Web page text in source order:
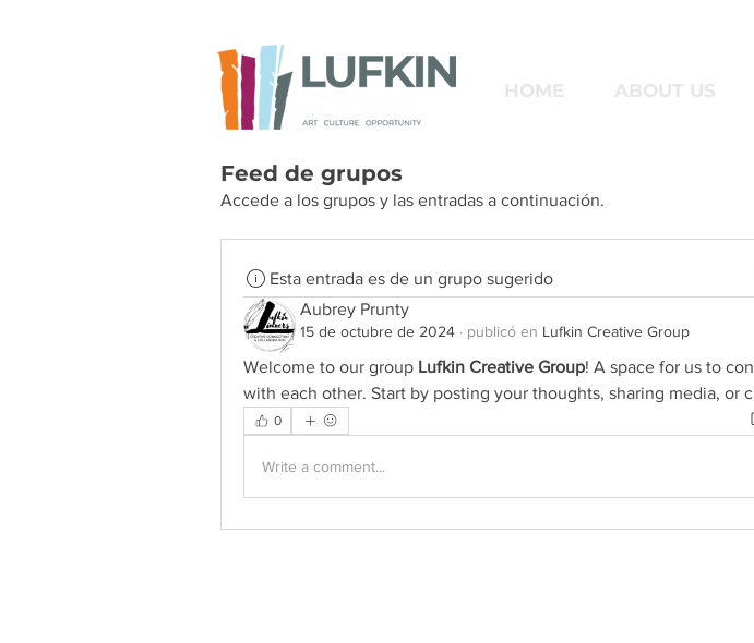
HOME ABOUT US
Feed de grupos
Accede a los grupos y las entradas a continuación.
Esta entrada es de un grupo sugerido
Aubrey Prunty
15 de octubre de 2024 · publicó en Lufkin Creative Group
Welcome to our group Lufkin Creative Group! A space for us to
with each other. Start by posting your thoughts, sharing media, or
0
Write a comment...